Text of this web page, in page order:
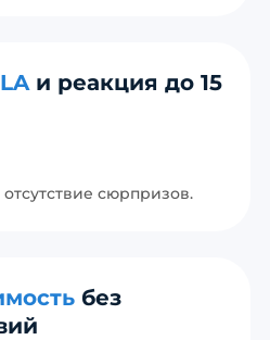
и реакция до 15
сюрпризов.
без